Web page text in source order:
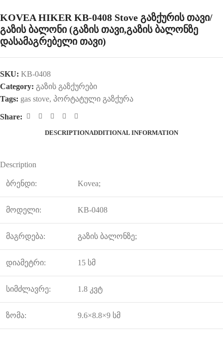
KOVEA HIKER KB-0408 Stove გაზქურის თავი/
გაზის ბალონი (გაზის თავი,გაზის ბალონზე
დასამაგრებელი თავი)
SKU: KB-0408
Category: გაზის გაზქურები
Tags: gas stove, პორტატული გაზქურა
Share:
DESCRIPTIONADDITIONAL INFORMATION
Description
ბრენდი: Kovea;
მოდელი: KB-0408
მაგრდება: გაზის ბალონზე;
დიამეტრი: 15 სმ
სიმძლავრე: 1.8 კვტ
ზომა: 9.6×8.8×9 სმ